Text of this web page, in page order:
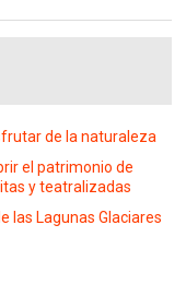
de la naturaleza
el patrimonio de
y teatralizadas
las Lagunas Glaciares